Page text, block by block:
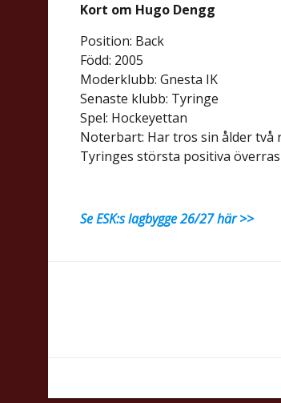
Kort om Hugo Dengg
Position: Back
Född: 2005
Moderklubb: Gnesta IK
Senaste klubb: Tyringe
Spel: Hockeyettan
Noterbart: Har tros sin ålder två
Tyringes största positiva
Se ESK:s lagbygge 26/27 här >>